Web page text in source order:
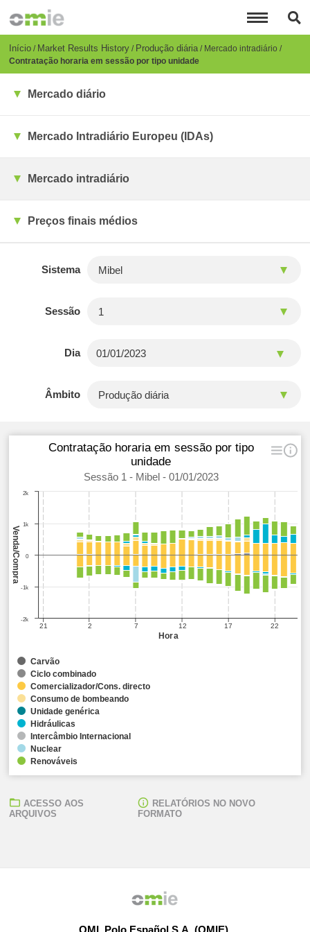
para
conteúdo
principal
Breadcrumb
Início Market Results History Produção diária Mercado intradiário
Contratação horaria em sessão por tipo unidade
Mercado diário
Mercado Intradiário Europeu (IDAs)
Mercado intradiário
Preços finais médios
Sistema
Sessão
Dia
Âmbito
Hora
Venda/Compra
Contratação horaria em sessão por tipo
unidade
Sessão 1 - Mibel - 01/01/2023
21 2 7 12 17 22
-1k
0
1k
-2k
2k
Carvão
Ciclo combinado
Comercializador/Cons. directo
Consumo de bombeando
Unidade genérica
Hidráulicas
Intercâmbio Internacional
Nuclear
Renováveis
ACESSO AOS
ARQUIVOS
RELATÓRIOS NO NOVO
FORMATO
OMI, Polo Español S.A. (OMIE)